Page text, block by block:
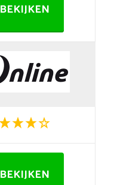
BEKIJKEN
BEKIJKEN